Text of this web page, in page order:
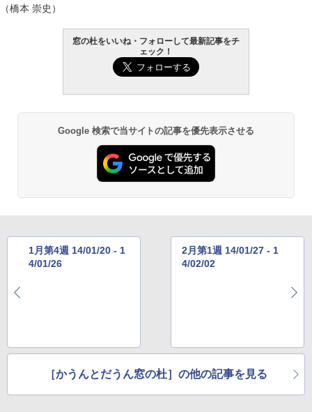
￥139,880
Amazon Kindle Paperwhite (16GB) 7イ
ンチディスプレイ、色調調節ライト、12
週間持続バッテリー、広告なし、ブラッ
ク
ない、大きな画面で読みやすい、6週間持
続バッテリー、6インチディスプレイ電子
書籍リーダー、ブラック、16GB、広告な
Kindle Paperwhite シグニチャーエディ
ション (32GB) 7インチディスプレイ、明
Amazon Kindle Colorsoft | 16GBストレ
ージ、防水、7インチカラーディスプレ
（橋本 崇史）
窓の杜をいいね・フォローして最新記事をチ
ェック！
Google 検索で当サイトの記事を優先表示させる
1月第4週 14/01/20 - 1
4/01/26
2月第1週 14/01/27 - 1
4/02/02
［かうんとだうん窓の杜］の他の記事を見る